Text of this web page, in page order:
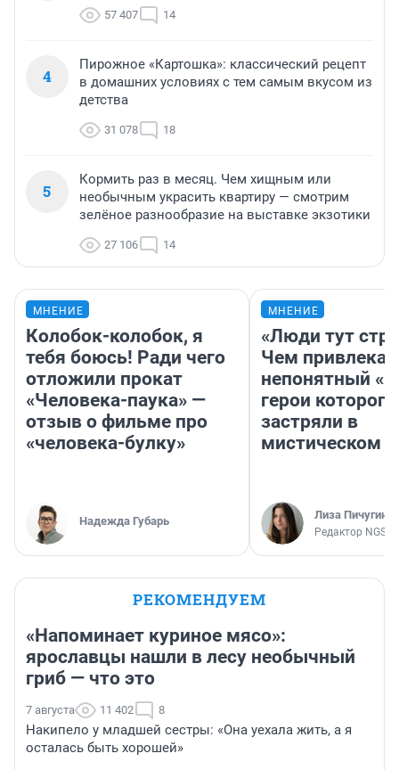
57 407 14
4
Пирожное «Картошка»: классический рецепт
в домашних условиях с тем самым вкусом из
детства
31 078 18
5
Кормить раз в месяц. Чем хищным или
необычным украсить квартиру — смотрим
зелёное разнообразие на выставке экзотики
27 106 14
МНЕНИЕ
Колобок-колобок, я
тебя боюсь! Ради чего
отложили прокат
«Человека-паука» —
отзыв о фильме про
«человека-булку»
Надежда Губарь
МНЕНИЕ
«Люди тут
Чем
непонятный
герои которого
застряли в
мистическом
Лиза Пичугина
Редактор
РЕКОМЕНДУЕМ
«Напоминает куриное мясо»:
ярославцы нашли в лесу необычный
гриб — что это
7 августа 11 402 8
Накипело у младшей сестры: «Она уехала жить, а я
осталась быть хорошей»